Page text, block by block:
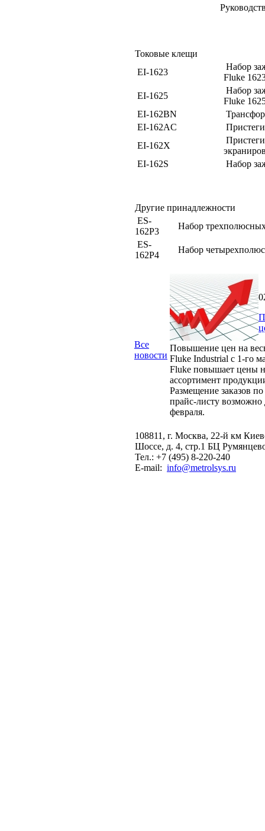
Токовые клещи
EI-1623
Набор
Fluke
EI-1625
Набор
Fluke
EI-162BN
EI-162AC
EI-162X
EI-162S
Набор
Другие принадлежности
ES-
162P3
Набор
ES-
162P4
Набор
Все
новости
Повышение цен на
Fluke Industrial с 1-го
Fluke повышает цены
ассортимент
Размещение заказов
прайс-листу возможно
февраля.
108811, г. Москва, 22-й км
Шоссе, д. 4, стр.1 БЦ
Тел.: +7 (495) 8-220-240
E-mail: info@metrolsys.ru